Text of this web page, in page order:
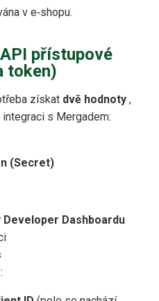
v e‑shopu.
přístupové
token)
získat dvě hodnoty ,
s Mergadem:
(Secret)
Developer Dashboardu
: